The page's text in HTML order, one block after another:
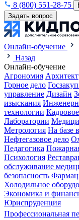
8 (800) 551-28-75
Задать вопрос
Онлайн-обучение
Назад
Онлайн-обучение
Агрономия
Горное дело
управление Дизайн
изыскания
технологии
Лаборатории
Метрология На базе
Нефтегазовое дело
Педагогика
Психология
обслуживание
безопасность
Холодильное
Экономика и
Юриспруденция
Профессиональная